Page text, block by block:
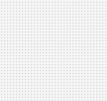
MAIL